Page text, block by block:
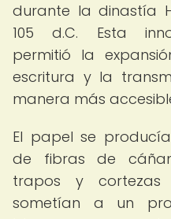
durante la dinastía
105 d.C. Esta
permitió la
escritura y la
manera más
El papel se
de fibras de
trapos y
sometían a un